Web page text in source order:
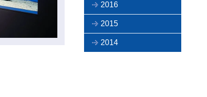
2016
2015
2014